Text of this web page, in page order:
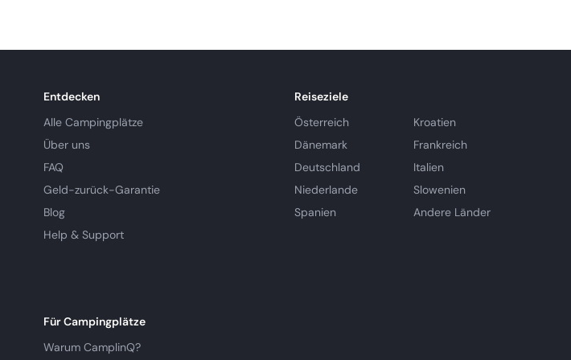
Entdecken
Alle Campingplätze
Über uns
FAQ
Geld-zurück-Garantie
Blog
Help & Support
Reiseziele
Österreich
Kroatien
Dänemark
Frankreich
Deutschland
Italien
Niederlande
Slowenien
Spanien
Andere Länder
Für Campingplätze
Warum CamplinQ?